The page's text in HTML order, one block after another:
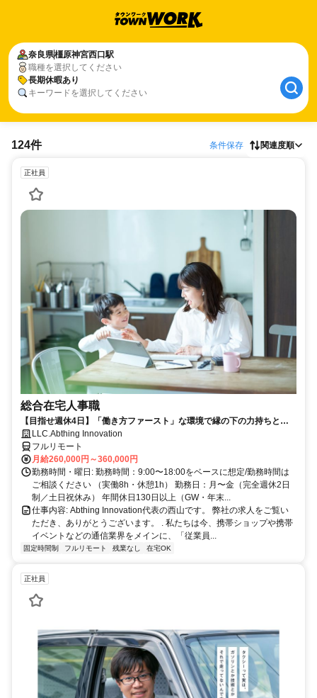
奈良県橿原神宮西口駅
職種を選択してください
長期休暇あり
キーワードを選択してください
124件 条件保存 関連度順
正社員
総合在宅人事職
【目指せ週休4日】「働き方ファースト」な環境で縁の下の力持ちとし
て活躍する人事ポジション｜20代30代活躍中
LLC.Abthing Innovation
フルリモート
月給260,000円～360,000円
勤務時間・曜日: 勤務時間：9:00〜18:00をベースに想定/勤務時間は
ご相談ください （実働8h・休憩1h） 勤務日：月〜金（完全週休2日
制／土日祝休み） 年間休日130日以上（GW・年末...
仕事内容: Abthing Innovation代表の西山です。 弊社の求人をご覧い
ただき、ありがとうございます。 . 私たちは今、携帯ショップや携帯
イベントなどの通信業界をメインに、「従業員...
固定時間制 フルリモート 残業なし 在宅OK
正社員